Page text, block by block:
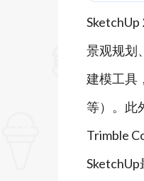
景观规划
建模工具
等）。此
Trimble